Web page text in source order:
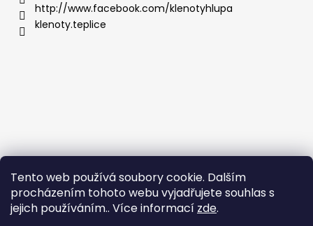
Tento web používá soubory cookie. Dalším
procházením tohoto webu vyjadřujete souhlas s
jejich používáním.. Více informací zde.
http://www.facebook.com/klenotyhlupa
klenoty.teplice